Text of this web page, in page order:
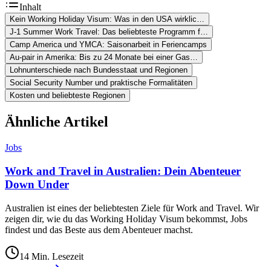
Inhalt
Kein Working Holiday Visum: Was in den USA wirklic…
J-1 Summer Work Travel: Das beliebteste Programm f…
Camp America und YMCA: Saisonarbeit in Feriencamps
Au-pair in Amerika: Bis zu 24 Monate bei einer Gas…
Lohnunterschiede nach Bundesstaat und Regionen
Social Security Number und praktische Formalitäten
Kosten und beliebteste Regionen
Ähnliche Artikel
Jobs
Work and Travel in Australien: Dein Abenteuer
Down Under
Australien ist eines der beliebtesten Ziele für Work and Travel. Wir
zeigen dir, wie du das Working Holiday Visum bekommst, Jobs
findest und das Beste aus dem Abenteuer machst.
14 Min. Lesezeit